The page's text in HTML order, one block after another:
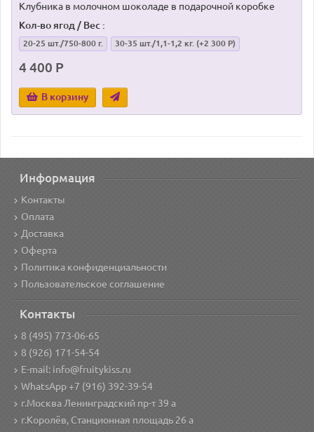
Клубника в молочном шоколаде в подарочной коробке
Кол-во ягод / Вес :
20-25 шт./750-800 г. 30-35 шт./1,1-1,2 кг. (+2 300 Р)
4 400 Р
В корзину
Информация
Контакты
Оплата
Доставка
Оферта
Политика конфиденциальности
Пользовательское соглашение
Контакты
8 (495) 773-06-65
8 (926) 171-54-54
E-mail: info@fruitykiss.ru
WhatsApp +7 (916) 392-39-54
г.Москва Ленинградский пр-т 39 а
г.Королёв, Станционная площадь 26 а